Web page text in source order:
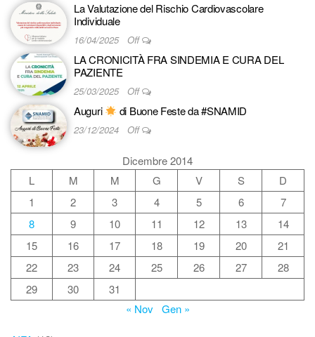
La Valutazione del Rischio Cardiovascolare
Individuale
16/04/2025 Off
LA CRONICITÀ FRA SINDEMIA E CURA DEL
PAZIENTE
25/03/2025 Off
Auguri di Buone Feste da #SNAMID
23/12/2024 Off
Dicembre 2014
L
M M G V S
D
1
2 3 4 5 6
7
8
9 10 11 12 13
14
15
16 17 18 19 20
21
22
23 24 25 26 27
28
29
30
31
« Nov Gen »